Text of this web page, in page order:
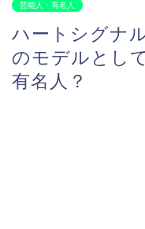
芸能人・有名人
ハートシグナ
のモデルとし
有名人？